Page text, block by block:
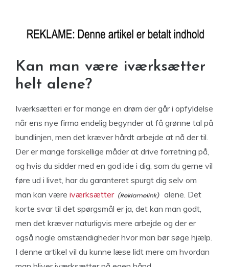
Kan man være iværksætter
helt alene?
Iværksætteri er for mange en drøm der går i opfyldelse
når ens nye firma endelig begynder at få grønne tal på
bundlinjen, men det kræver hårdt arbejde at nå der til.
Der er mange forskellige måder at drive forretning på,
og hvis du sidder med en god ide i dig, som du gerne vil
føre ud i livet, har du garanteret spurgt dig selv om
man kan være iværksætter
alene. Det
korte svar til det spørgsmål er ja, det kan man godt,
men det kræver naturligvis mere arbejde og der er
også nogle omstændigheder hvor man bør søge hjælp.
I denne artikel vil du kunne læse lidt mere om hvordan